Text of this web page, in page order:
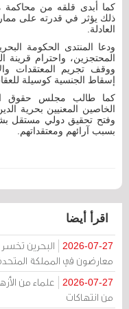
كما أبدى قلقه من محاكمة
ذلك يؤثر في قدرته على
العادلة.
ودعا المنتدى الحكومة
المحتجزين، واحترام قرينة
ووقف تجريم المعتقدات
إسقاط الجنسية كوسيلة
كما طالب مجلس حقوق
الخاصين المعنيين بحرية
وفتح تحقيق دولي مستقل
بسبب آرائهم ومعتقداتهم.
اقرأ أيضا
2026-07-27
البحرين
معارضون في المملكة
2026-07-27
علماء من
من انتهاكات